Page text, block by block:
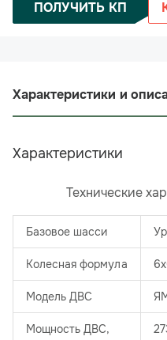
ПОЛУЧИТЬ КП
Характеристики и
Характеристики
Технические
Базовое шасси
Колесная формула
Модель ДВС
Мощность ДВС,